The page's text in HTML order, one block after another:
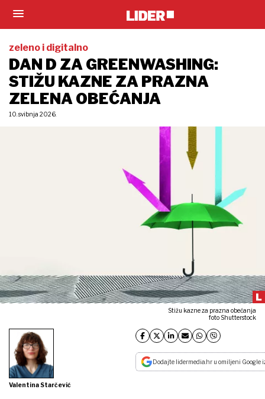
zeleno i digitalno
DAN D ZA GREENWASHING:
STIŽU KAZNE ZA PRAZNA
ZELENA OBEĆANJA
10. svibnja 2026.
Stižu kazne za prazna obećanja
foto Shutterstock
Valentina Starčević
Dodajte lidermedia.hr u omiljeni Google